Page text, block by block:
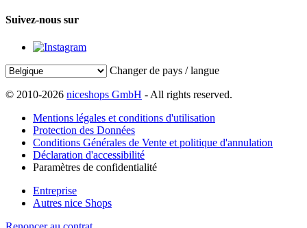
Suivez-nous sur
Changer de pays / langue
© 2010-2026 niceshops GmbH - All rights reserved.
Mentions légales et conditions d'utilisation
Protection des Données
Conditions Générales de Vente et politique d'annulation
Déclaration d'accessibilité
Paramètres de confidentialité
Entreprise
Autres nice Shops